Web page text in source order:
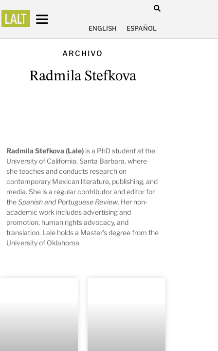
ENGLISH ESPAÑOL
ARCHIVO
Radmila Stefkova
Radmila Stefkova (Lale) is a PhD student at the
University of California, Santa Barbara, where
she teaches and conducts research on
contemporary Mexican literature, publishing, and
media. She is a regular contributor and editor for
theSpanish and Portuguese Review. Her non-
academic work includes advertising and
promotion, human rights advocacy, and
translation. Lale holds a Master’s degree from the
University of Oklahoma.